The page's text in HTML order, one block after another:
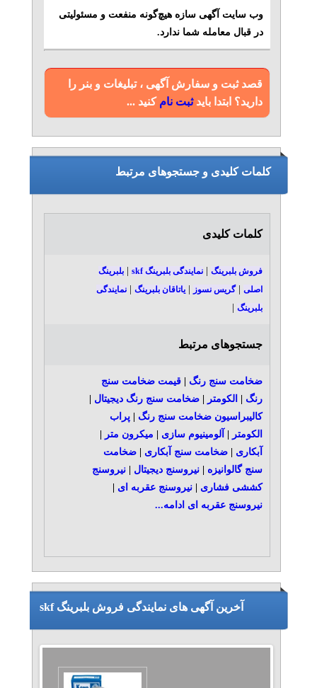
وب سایت آگهی سازه هیچ‌گونه منفعت و مسئولیتی
در قبال معامله شما ندارد.
قصد ثبت و سفارش آگهی ، تبلیغات و بنر را
دارید؟ ابتدا بایدثبت نام کنید ...
کلمات کلیدی و جستجوهای مرتبط
کلمات کلیدی
فروش بلبرینگ |نمایندگی بلبرینگ skf |بلبرینگ
اصلی |گریس نسوز |یاتاقان بلبرینگ |نمایندگی
بلبرینگ
جستجوهای مرتبط
ضخامت سنج رنگ |قیمت ضخامت سنج
رنگ
الکومتر |ضخامت سنج رنگ دیجیتال
کالیبراسیون ضخامت سنج رنگ |پراب
الکومتر
آلومینیوم سازی میکرون متر
آبکاری |ضخامت سنج آبکاری |ضخامت
سنج گالوانیزه |نیروسنج دیجیتال |نیروسنج
کششی فشاری |نیروسنج عقربه ای
نیروسنج عقربه ای ادامه...
آخرین آگهی های نمایندگی فروش بلبرینگ skf